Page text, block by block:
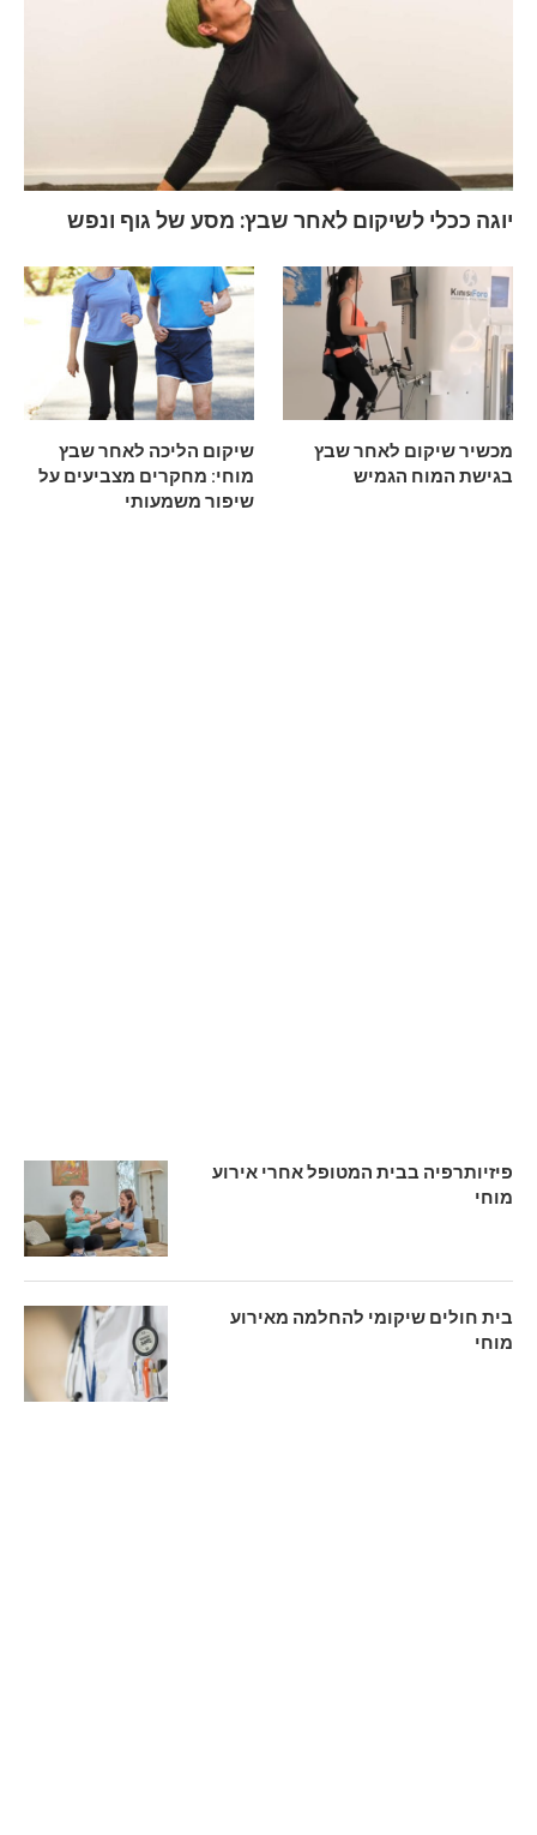
יוגה ככלי לשיקום לאחר שבץ: מסע של גוף ונפש
שיקום הליכה לאחר שבץ
מוחי: מחקרים מצביעים על
שיפור משמעותי
מכשיר שיקום לאחר שבץ
בגישת המוח הגמיש
פיזיותרפיה בבית המטופל אחרי אירוע
מוחי
בית חולים שיקומי להחלמה מאירוע
מוחי